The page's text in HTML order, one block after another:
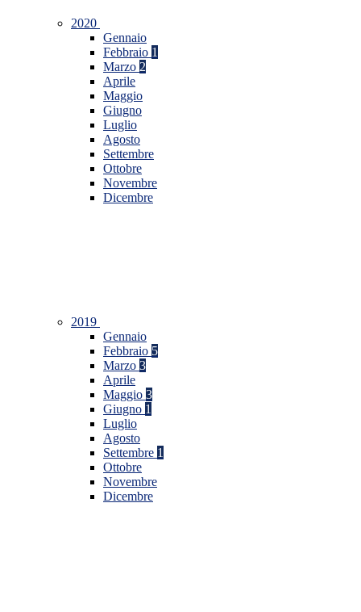
2020
Gennaio
Febbraio 1
Marzo 2
Aprile
Maggio
Giugno
Luglio
Agosto
Settembre
Ottobre
Novembre
Dicembre
2019
Gennaio
Febbraio 5
Marzo 3
Aprile
Maggio 3
Giugno 1
Luglio
Agosto
Settembre 1
Ottobre
Novembre
Dicembre